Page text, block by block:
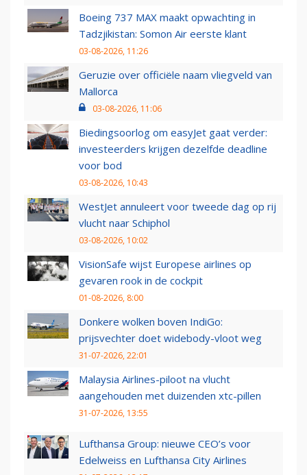
Boeing 737 MAX maakt opwachting in
Tadzjikistan: Somon Air eerste klant
03-08-2026, 11:26
Geruzie over officiële naam vliegveld van
Mallorca
03-08-2026, 11:06
Biedingsoorlog om easyJet gaat verder:
investeerders krijgen dezelfde deadline
voor bod
03-08-2026, 10:43
WestJet annuleert voor tweede dag op rij
vlucht naar Schiphol
03-08-2026, 10:02
VisionSafe wijst Europese airlines op
gevaren rook in de cockpit
01-08-2026, 8:00
Donkere wolken boven IndiGo:
prijsvechter doet widebody-vloot weg
31-07-2026, 22:01
Malaysia Airlines-piloot na vlucht
aangehouden met duizenden xtc-pillen
31-07-2026, 13:55
Lufthansa Group: nieuwe CEO’s voor
Edelweiss en Lufthansa City Airlines